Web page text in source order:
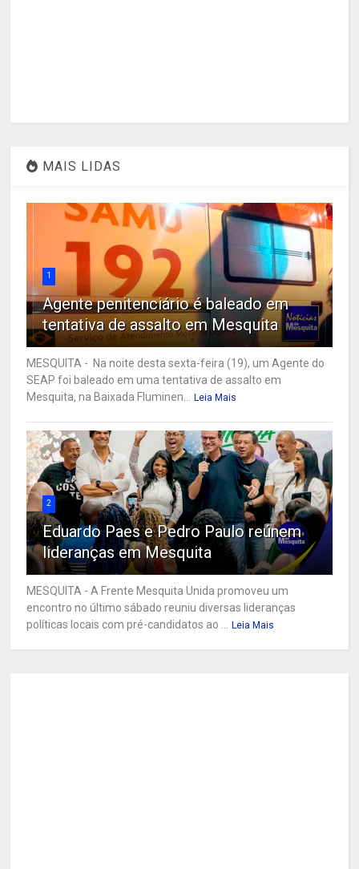
MAIS LIDAS
1
Agente penitenciário é baleado em
tentativa de assalto em Mesquita
MESQUITA - Na noite desta sexta-feira (19), um Agente do
SEAP foi baleado em uma tentativa de assalto em
Mesquita, na Baixada Fluminen...
Leia Mais
2
Eduardo Paes e Pedro Paulo reúnem
lideranças em Mesquita
MESQUITA - A Frente Mesquita Unida promoveu um
encontro no último sábado reuniu diversas lideranças
políticas locais com pré-candidatos ao ...
Leia Mais